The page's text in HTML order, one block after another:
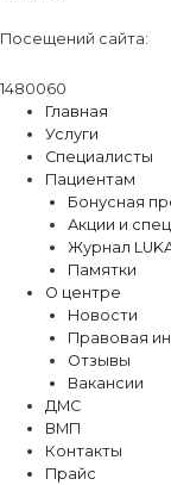
Посещений сайта:
1480060
Главная
Услуги
Специалисты
Пациентам
Бонусная
Акции и
Журнал
Памятки
О центре
Новости
Правовая
Отзывы
Вакансии
ДМС
ВМП
Контакты
Прайс